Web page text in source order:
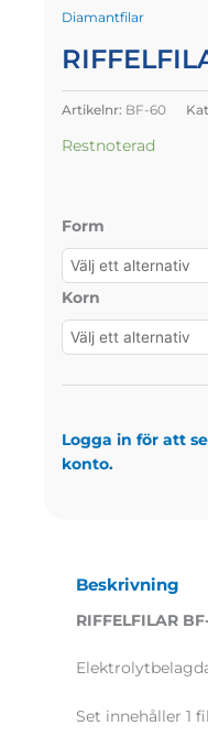
Diamantfilar
Artikelnr: BF-60
Restnoterad
Form
Korn
Logga in för att
konto.
Beskrivning
RIFFELFILAR
Set innehåller 1